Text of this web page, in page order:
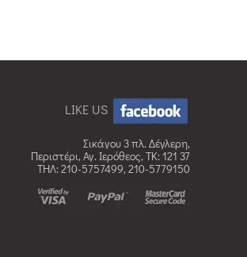
LIKE US
Σικάγου 3 πλ. Δέγλερη,
Περιστέρι, Αγ. Ιερόθεος, TK: 121 37
ΤΗΛ: 210-5757499, 210-5779150